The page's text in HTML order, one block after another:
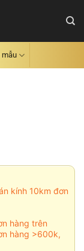
mẫu
kính 10km đơn
hàng trên
hàng >600k,